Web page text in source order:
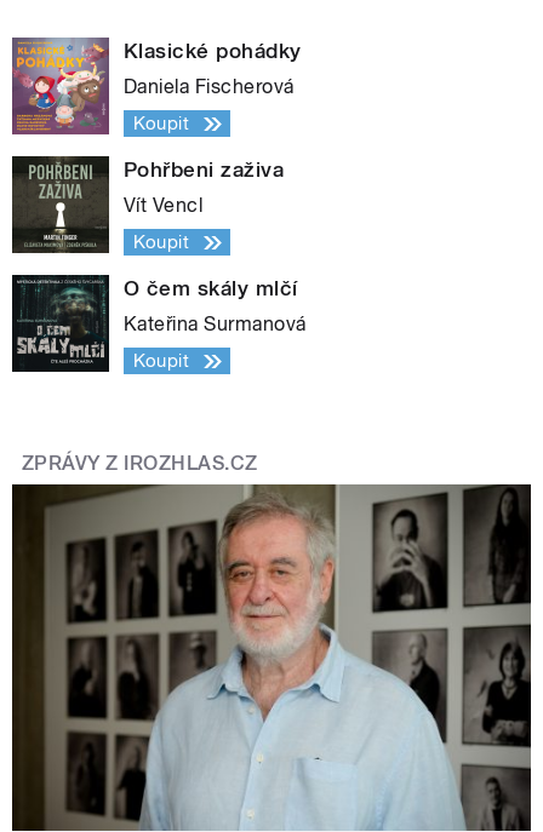
Klasické pohádky
Daniela Fischerová
Koupit
Pohřbeni zaživa
Vít Vencl
Koupit
O čem skály mlčí
Kateřina Surmanová
Koupit
ZPRÁVY Z IROZHLAS.CZ